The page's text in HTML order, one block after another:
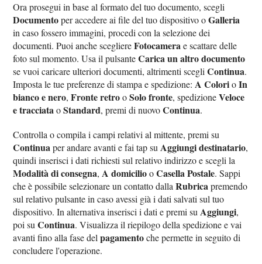
Ora prosegui in base al formato del tuo documento, scegli
Documentoper accedere ai file del tuo dispositivo oGalleria
in caso fossero immagini, procedi con la selezione dei
documenti. Puoi anche scegliereFotocamerae scattare delle
foto sul momento. Usa il pulsanteCarica un altro documento
se vuoi caricare ulteriori documenti, altrimenti scegliContinua.
Imposta le tue preferenze di stampa e spedizione:A ColorioIn
bianco e nero,Fronte retrooSolo fronte, spedizioneVeloce
e tracciataoStandard, premi di nuovoContinua.
Controlla o compila i campi relativi al mittente, premi su
Continuaper andare avanti e fai tap suAggiungi destinatario,
quindi inserisci i dati richiesti sul relativo indirizzo e scegli la
Modalità di consegna,A domiciliooCasella Postale. Sappi
che è possibile selezionare un contatto dallaRubricapremendo
sul relativo pulsante in caso avessi già i dati salvati sul tuo
dispositivo. In alternativa inserisci i dati e premi suAggiungi,
poi suContinua. Visualizza il riepilogo della spedizione e vai
avanti fino alla fase delpagamentoche permette in seguito di
concludere l'operazione.